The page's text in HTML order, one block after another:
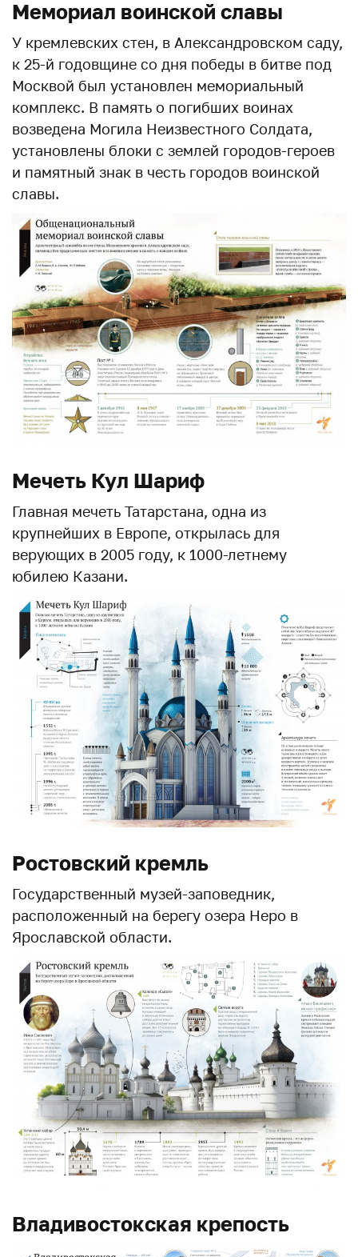
Мемориал воинской славы
У кремлевских стен, в Александровском саду,
к 25-й годовщине со дня победы в битве под
Москвой был установлен мемориальный
комплекс. В память о погибших воинах
возведена Могила Неизвестного Солдата,
установлены блоки с землей городов-героев
и памятный знак в честь городов воинской
славы.
Мечеть Кул Шариф
Главная мечеть Татарстана, одна из
крупнейших в Европе, открылась для
верующих в 2005 году, к 1000-летнему
юбилею Казани.
Ростовский кремль
Государственный музей-заповедник,
расположенный на берегу озера Неро в
Ярославской области.
Владивостокская крепость